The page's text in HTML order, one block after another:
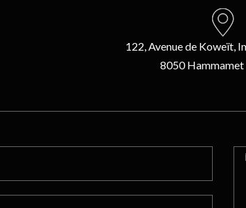
122, Avenue de Koweït,
8050 Hammamet